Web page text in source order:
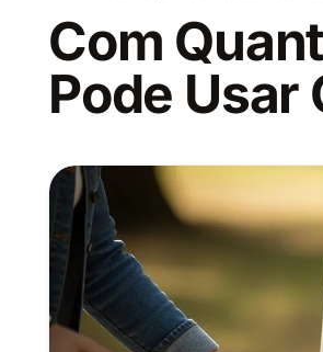
Com
Pode Usar